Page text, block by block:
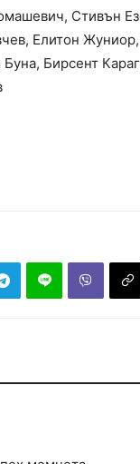
Стивън
Елитон
Бирсент